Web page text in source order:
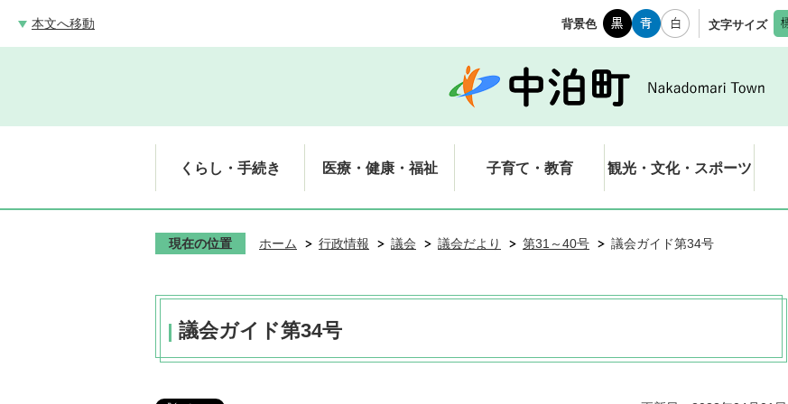
本文へ移動 背景色 文字サイズ
くらし・手続き 医療・健康・福祉 子育て・教育 観光・文化・スポーツ
現在の位置 ホーム 行政情報 議会 議会だより 第31～40号 議会ガイド第34号
議会ガイド第34号